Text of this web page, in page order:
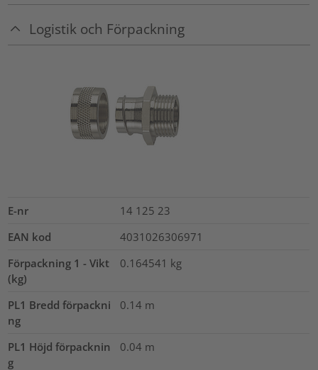
Logistik och Förpackning
E-nr
14 125 23
EAN kod
4031026306971
Förpackning 1 - Vikt
(kg)
0.164541 kg
PL1 Bredd förpackni
ng
0.14 m
PL1 Höjd förpacknin
g
0.04 m